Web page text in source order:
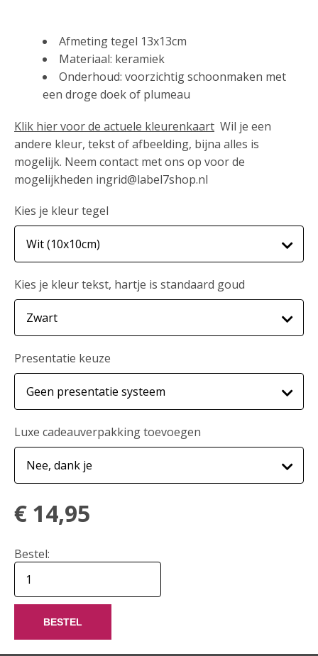
Afmeting tegel 13x13cm
Materiaal: keramiek
Onderhoud: voorzichtig schoonmaken met
een droge doek of plumeau
Klik hier voor de actuele kleurenkaart Wil je een
andere kleur, tekst of afbeelding, bijna alles is
mogelijk. Neem contact met ons op voor de
mogelijkheden ingrid@label7shop.nl
Kies je kleur tegel
Kies je kleur tekst, hartje is standaard goud
Presentatie keuze
Luxe cadeauverpakking toevoegen
€ 14,95
Bestel:
BESTEL